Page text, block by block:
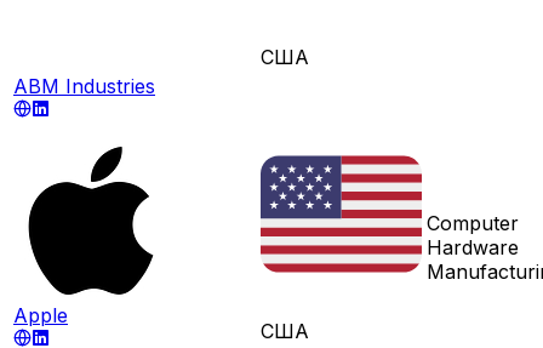
ABM Industries
США
Apple
США
Computer
Hardware